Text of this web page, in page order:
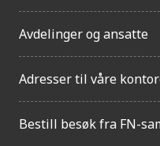
Avdelinger og ansatte
Adresser til våre
Bestill besøk fra FN-